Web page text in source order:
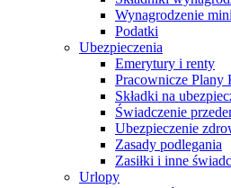
Wynagrodzenie
Podatki
Ubezpieczenia
Emerytury i renty
Pracownicze Plany
Składki na
Świadczenie
Ubezpieczenie
Zasady podlegania
Zasiłki i inne
Urlopy